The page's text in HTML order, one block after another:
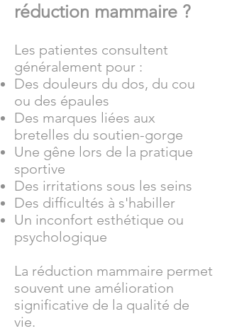
réduction mammaire ?
Les patientes consultent
généralement pour :
Des douleurs du dos, du cou
ou des épaules
Des marques liées aux
bretelles du soutien-gorge
Une gêne lors de la pratique
sportive
Des irritations sous les seins
Des difficultés à s'habiller
Un inconfort esthétique ou
psychologique
La réduction mammaire permet
souvent une amélioration
significative de la qualité de
vie.